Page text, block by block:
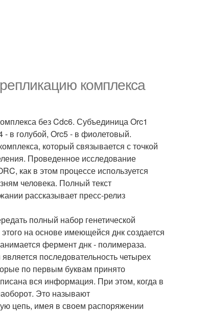
комплекса
без Cdc6. Субъединица Orc1
в голубой, Orc5 - в фиолетовый.
который связывается с точкой
Проведенное исследование
как в этом процессе используется
человека. Полный текст
рассказывает пресс-релиз
полный набор генетической
на основе имеющейся днк создается
фермент днк - полимераза.
последовательность четырех
по первым буквам принято
вся информация. При этом, когда в
Это называют
цепь, имея в своем распоряжении